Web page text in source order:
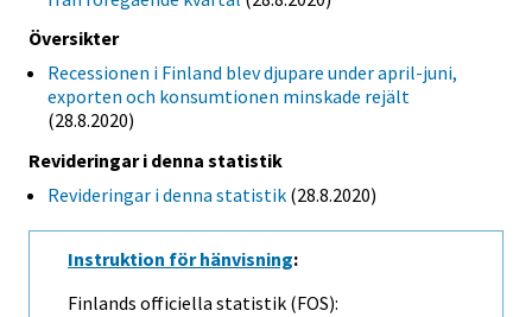
Översikter
Recessionen i Finland blev djupare under april-juni,
exporten och konsumtionen minskade rejält
(28.8.2020)
Revideringar i denna statistik
Revideringar i denna statistik (28.8.2020)
Instruktion för hänvisning:
Finlands officiella statistik (FOS):